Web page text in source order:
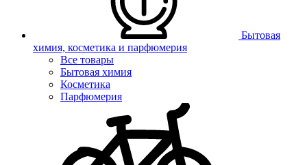
Бытовая
химия, косметика и парфюмерия
Все товары
Бытовая химия
Косметика
Парфюмерия